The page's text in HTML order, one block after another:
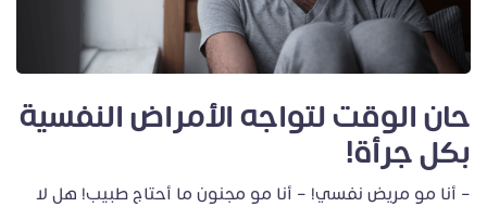
حان الوقت لتواجه الأمراض النفسية
بكل جرأة!
– أنا مو مريض نفسي! – أنا مو مجنون ما أحتاج طبيب! هل لا